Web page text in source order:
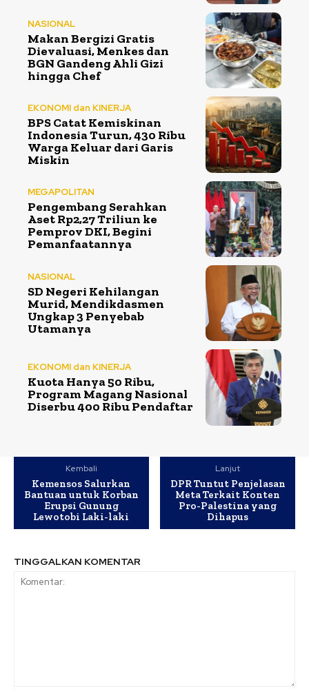
NASIONAL
Makan Bergizi Gratis
Dievaluasi, Menkes dan
BGN Gandeng Ahli Gizi
hingga Chef
EKONOMI dan KINERJA
BPS Catat Kemiskinan
Indonesia Turun, 430 Ribu
Warga Keluar dari Garis
Miskin
MEGAPOLITAN
Pengembang Serahkan
Aset Rp2,27 Triliun ke
Pemprov DKI, Begini
Pemanfaatannya
NASIONAL
SD Negeri Kehilangan
Murid, Mendikdasmen
Ungkap 3 Penyebab
Utamanya
EKONOMI dan KINERJA
Kuota Hanya 50 Ribu,
Program Magang Nasional
Diserbu 400 Ribu Pendaftar
Kembali
Kemensos Salurkan
Bantuan untuk Korban
Erupsi Gunung
Lewotobi Laki-laki
Lanjut
DPR Tuntut Penjelasan
Meta Terkait Konten
Pro-Palestina yang
Dihapus
TINGGALKAN KOMENTAR